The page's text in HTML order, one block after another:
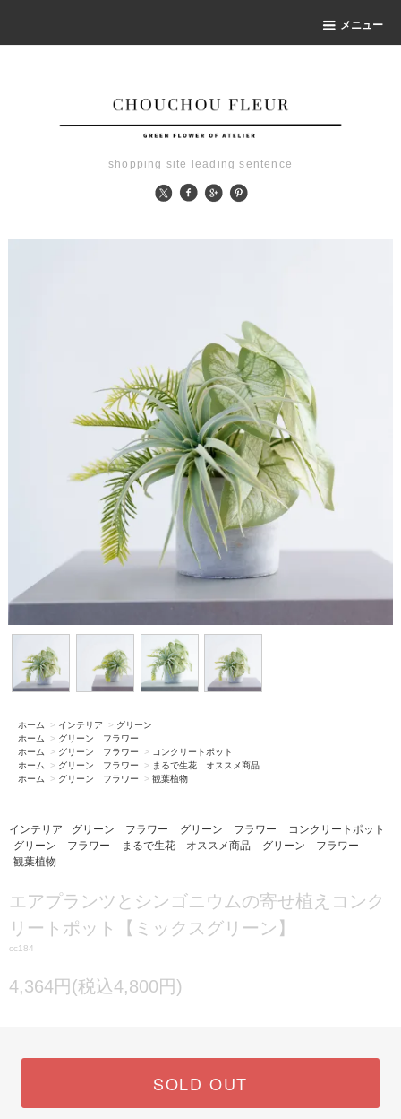
メニュー
shopping site leading sentence
ホーム > インテリア > グリーン
ホーム
> グリーン フラワー
ホーム
> グリーン フラワー > コンクリートポット
ホーム
> グリーン フラワー > まるで生花 オススメ商品
ホーム
> グリーン フラワー > 観葉植物
インテリア グリーン フラワー グリーン フラワー
コンクリートポット
グリーン フラワー
まるで生花 オススメ商品
グリーン フラワー
観葉植物
エアプランツとシンゴニウムの寄せ植えコンク
リートポット【ミックスグリーン】
cc184
4,364円(税込4,800円)
SOLD OUT